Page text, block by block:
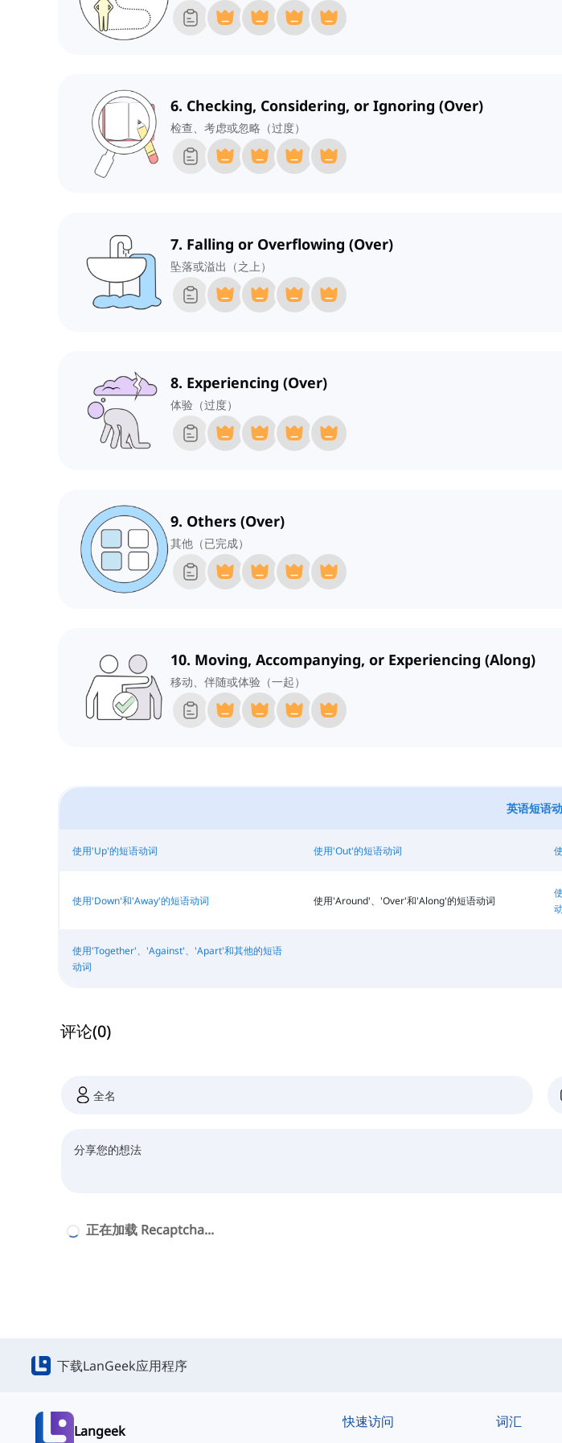
6. Checking, Considering, or Ignoring (Over)
检查、考虑或忽略（过度）
7. Falling or Overflowing (Over)
坠落或溢出（之上）
8. Experiencing (Over)
体验（过度）
9. Others (Over)
其他（已完成）
10. Moving, Accompanying, or Experiencing (Along)
移动、伴随或体验（一起）
英语短语
使用'Up'的短语动词 使用'Out'的短语动词
使用'Down'和'Away'的短语动词 使用'Around'、'Over'和'Along'的短语动词
使用'Together'、'Against'、'Apart'和其他的短语
动词
评论(0)
正在加载 Recaptcha...
下载LanGeek应用程序
Langeek
快速访问 词汇